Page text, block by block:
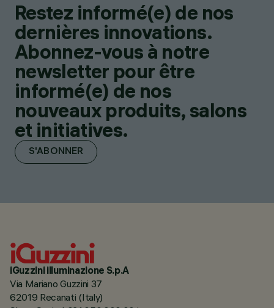
Restez informé(e) de nos
dernières innovations.
Abonnez-vous à notre
newsletter pour être
informé(e) de nos
nouveaux produits, salons
et initiatives.
S'ABONNER
iGuzzini illuminazione S.p.A
Via Mariano Guzzini 37
62019 Recanati (Italy)